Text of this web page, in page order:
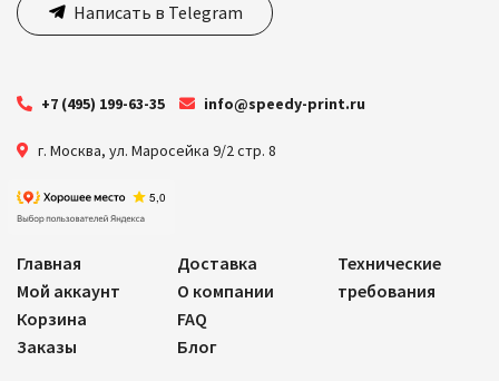
Написать в Telegram
+7 (495) 199-63-35 info@speedy-print.ru
г. Москва, ул. Маросейка 9/2 стр. 8
Главная
Мой аккаунт
Корзина
Заказы
Доставка
О компании
FAQ
Блог
Технические
требования